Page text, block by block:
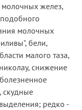
молочных желез,
молочных
бели,
малого таза,
снижение
скудные
редко -